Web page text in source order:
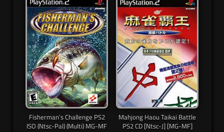
Fisherman’s Challenge PS2
ISO (Ntsc-Pal) (Multi) MG-MF
Mahjong Haou Taikai Battle
PS2 CD [Ntsc-J] [MG-MF]